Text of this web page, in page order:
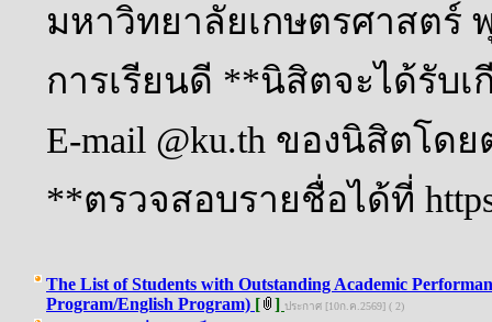
มหาวิทยาลัยเกษตรศาสตร์
การเรียนดี **นิสิตจะได้รับเ
E-mail @ku.th ของนิสิตโด
**ตรวจสอบรายชื่อได้ที่
The List of Students with Outstanding Academic
Program/English Program) [ ] ประกาศ [10ก.ค.2569] ( 2)